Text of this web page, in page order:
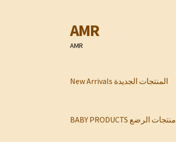
Skip
to
navigation
Skip
to
content
AMR
AMR
New Arrivals المنتجات الجديدة
BABY PRODUCTS منتجات الرضع